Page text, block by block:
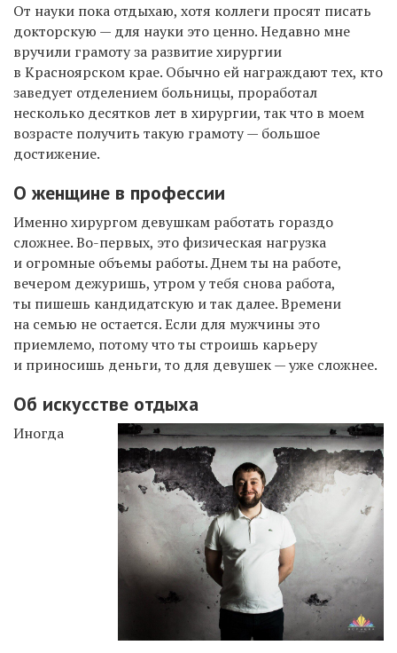
От науки пока отдыхаю, хотя коллеги просят писать
докторскую — для науки это ценно. Недавно мне
вручили грамоту за развитие хирургии
в Красноярском крае. Обычно ей награждают тех, кто
заведует отделением больницы, проработал
несколько десятков лет в хирургии, так что в моем
возрасте получить такую грамоту — большое
достижение.
О женщине в профессии
Именно хирургом девушкам работать гораздо
сложнее. Во-первых, это физическая нагрузка
и огромные объемы работы. Днем ты на работе,
вечером дежуришь, утром у тебя снова работа,
ты пишешь кандидатскую и так далее. Времени
на семью не остается. Если для мужчины это
приемлемо, потому что ты строишь карьеру
и приносишь деньги, то для девушек — уже сложнее.
Об искусстве отдыха
Иногда